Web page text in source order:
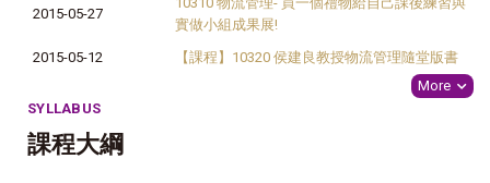
2015-05-27
實做小組成果展!
2015-05-12
【課程】10320 侯建良教授物流管理隨堂版書
More
SYLLABUS
課程大綱